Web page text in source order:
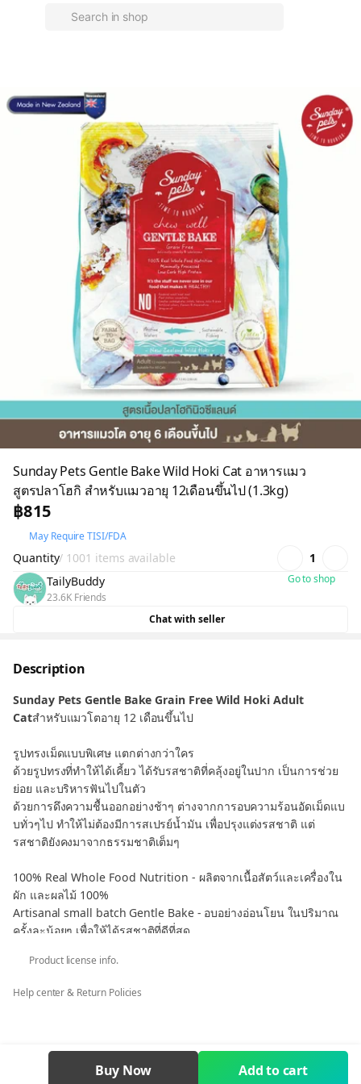
Sunday Pets Gentle Bake Wild Hoki Cat อาหารแมว
สูตรปลาโฮกิ สำหรับแมวอายุ 12เดือนขึ้นไป (1.3kg)
฿815
May Require TISI/FDA
Quantity/ 1001 items available
1
TailyBuddy
23.6K Friends
Go to shop
Chat with seller
Description
Sunday Pets Gentle Bake Grain Free Wild Hoki Adult
Catสำหรับแมวโตอายุ 12 เดือนขึ้นไป
รูปทรงเม็ดแบบพิเศษ แตกต่างกว่าใคร
ด้วยรูปทรงที่ทำให้ได้เคี้ยว ได้รับรสชาติที่คลุ้งอยู่ในปาก เป็นการช่วย
ย่อย และบริหารฟันไปในตัว
ด้วยการดึงความชื้นออกอย่างช้าๆ ต่างจากการอบความร้อนอัดเม็ดแบ
บทั่วๆไป ทำให้ไม่ต้องมีการสเปรย์น้ำมัน เพื่อปรุงแต่งรสชาติ แต่
รสชาติยังคงมาจากธรรมชาติเต็มๆ
100% Real Whole Food Nutrition - ผลิตจากเนื้อสัตว์และเครื่องใน
ผัก และผลไม้ 100%
Artisanal small batch Gentle Bake - อบอย่างอ่อนโยน ในปริมาณ
ครั้งละน้อยๆ เพื่อให้ได้รสชาติที่ดีที่สุด
- สูตรอาหารทั้งหมดของเราสร้างขึ้นจากวัตถุดิบที่เรียบง่าย สด และมี
It's the stuff we never use in our food that makes it healthy -
ส่วนผสมปลาโฮกิ ผ้าขี้ริ้ววัว ตับวัว ฟักทอง เมล็ดแฟกซ์ แครอท หอย
Product license info.
Help center & Return Policies
Buy Now Add to cart